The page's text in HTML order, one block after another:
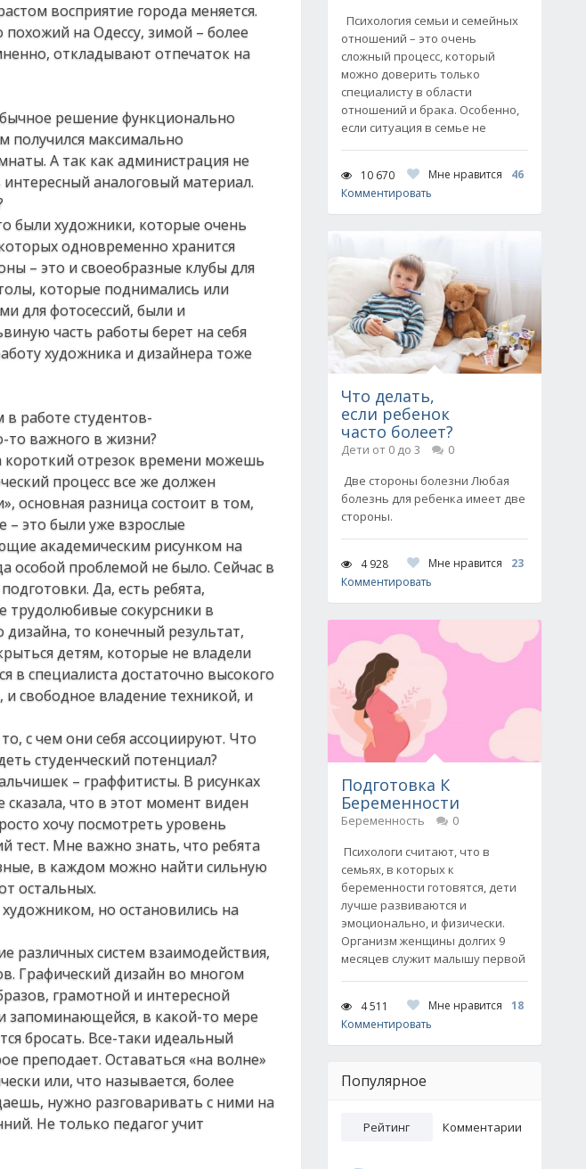
восприятие города меняется.
на Одессу, зимой – более
откладывают отпечаток на
решение функционально
получился максимально
А так как администрация не
аналоговый материал.
были художники, которые очень
одновременно хранится
– это и своеобразные клубы для
которые поднимались или
для фотосессий, были и
часть работы берет на себя
художника и дизайнера тоже
работе студентов-
то важного в жизни?
короткий отрезок времени можешь
процесс все же должен
основная разница состоит в том,
это были уже взрослые
академическим рисунком на
особой проблемой не было. Сейчас в
Да, есть ребята,
трудолюбивые сокурсники в
дизайна, то конечный результат,
детям, которые не владели
в специалиста достаточно высокого
свободное владение техникой, и
с чем они себя ассоциируют. Что
студенческий потенциал?
– граффитисты. В рисунках
сказала, что в этот момент виден
хочу посмотреть уровень
тест. Мне важно знать, что ребята
в каждом можно найти сильную
остальных.
но остановились на
различных систем взаимодействия,
Графический дизайн во многом
грамотной и интересной
запоминающейся, в какой-то мере
бросать. Все-таки идеальный
преподает. Оставаться «на волне»
или, что называется, более
нужно разговаривать с ними на
Не только педагог учит
Психология семьи и семейных
отношений – это очень
сложный процесс, который
можно доверить только
специалисту в области
отношений и брака. Особенно,
если ситуация в семье не
10 670 Мне нравится
46
Комментировать
Что делать,
если ребенок
часто болеет?
Дети от 0 до 3
0
Две стороны болезни Любая
болезнь для ребенка имеет две
стороны.
4 928 Мне нравится
23
Комментировать
Подготовка К
Беременности
Беременность
0
Психологи считают, что в
семьях, в которых к
беременности готовятся, дети
лучше развиваются и
эмоционально, и физически.
Организм женщины долгих 9
месяцев служит малышу первой
4 511 Мне нравится
18
Комментировать
Популярное
Рейтинг Комментарии